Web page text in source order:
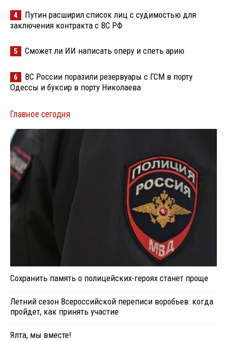
4
Путин расширил список лиц с судимостью для
заключения контракта с ВС РФ
5 Сможет ли ИИ написать оперу и спеть арию
6
ВС России поразили резервуары с ГСМ в порту
Одессы и буксир в порту Николаева
Главное сегодня
Сохранить память о полицейских-героях станет проще
Летний сезон Всероссийской переписи воробьев: когда
пройдет, как принять участие
Ялта, мы вместе!